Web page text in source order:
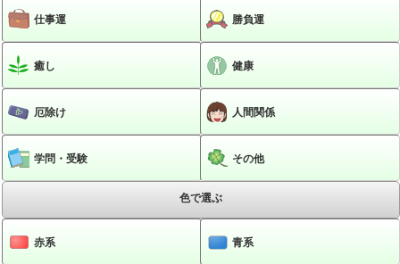
仕事運 勝負運
癒し 健康
厄除け 人間関係
学問・受験 その他
色で選ぶ
赤系 青系